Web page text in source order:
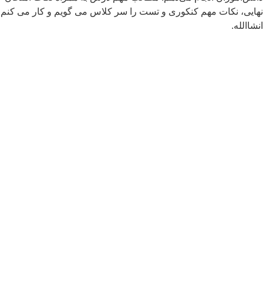
نکات مهم کنکوری و تست را سر کلاس می گویم و کار می کنم